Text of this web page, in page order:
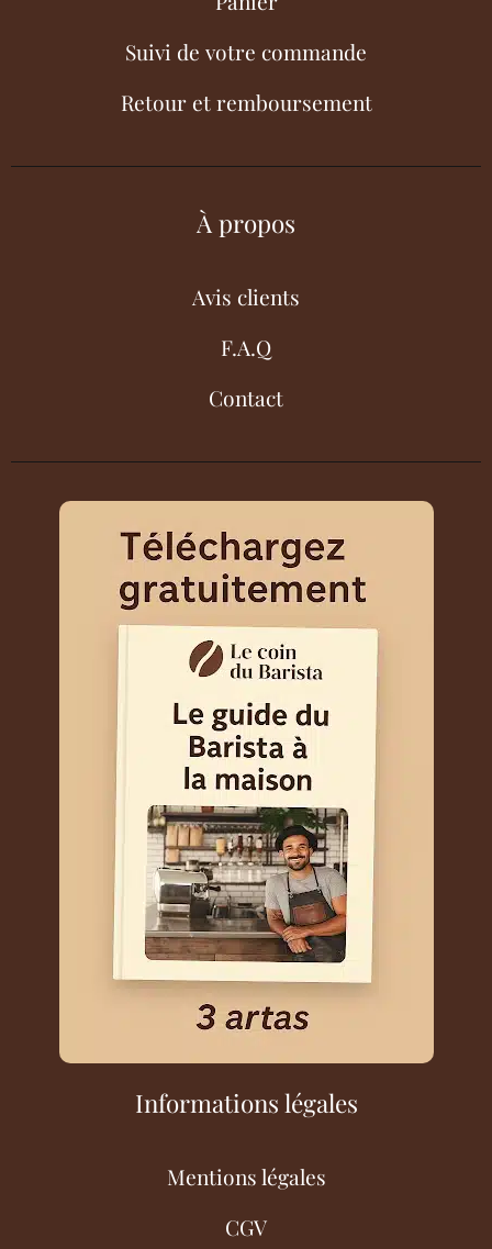
Suivi de votre commande
Retour et remboursement
À propos
Avis clients
F.A.Q
Contact
Informations légales
Mentions légales
CGV